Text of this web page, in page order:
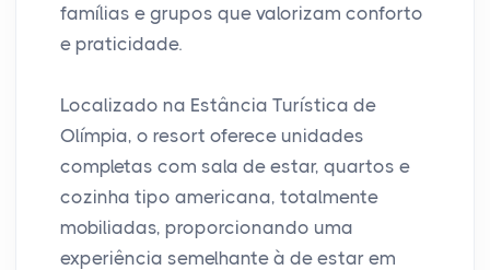
famílias e grupos que valorizam conforto
e praticidade.
Localizado na Estância Turística de
Olímpia, o resort oferece unidades
completas com sala de estar, quartos e
cozinha tipo americana, totalmente
mobiliadas, proporcionando uma
experiência semelhante à de estar em